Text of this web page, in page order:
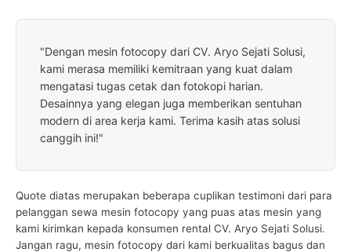
"Dengan mesin fotocopy dari CV. Aryo Sejati Solusi,
kami merasa memiliki kemitraan yang kuat dalam
mengatasi tugas cetak dan fotokopi harian.
Desainnya yang elegan juga memberikan sentuhan
modern di area kerja kami. Terima kasih atas solusi
canggih ini!"
Quote diatas merupakan beberapa cuplikan testimoni dari para
pelanggan sewa mesin fotocopy yang puas atas mesin yang
kami kirimkan kepada konsumen rental CV. Aryo Sejati Solusi.
Jangan ragu, mesin fotocopy dari kami berkualitas bagus dan